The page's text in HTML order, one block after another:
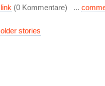
link (0 Kommentare) ...
older stories